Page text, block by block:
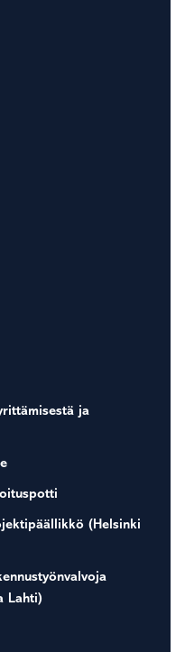
ja
(Helsinki
Lahti)